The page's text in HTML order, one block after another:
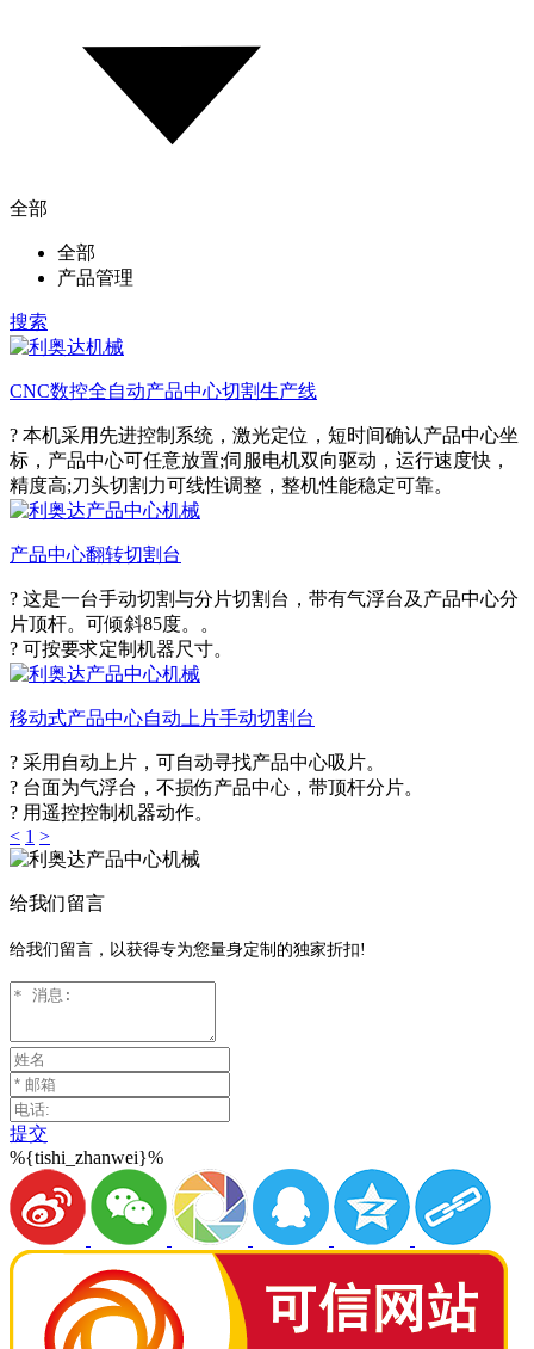
全部
全部
产品管理
搜索
CNC数控全自动产品中心切割生产线
? 本机采用先进控制系统，激光定位，短时间确认产品中心坐
标，产品中心可任意放置;伺服电机双向驱动，运行速度快，
精度高;刀头切割力可线性调整，整机性能稳定可靠。
产品中心翻转切割台
? 这是一台手动切割与分片切割台，带有气浮台及产品中心分
片顶杆。可倾斜85度。。
? 可按要求定制机器尺寸。
移动式产品中心自动上片手动切割台
? 采用自动上片，可自动寻找产品中心吸片。
? 台面为气浮台，不损伤产品中心，带顶杆分片。
? 用遥控控制机器动作。
< 1 >
给我们留言
给我们留言，以获得专为您量身定制的独家折扣!
提交
%{tishi_zhanwei}%